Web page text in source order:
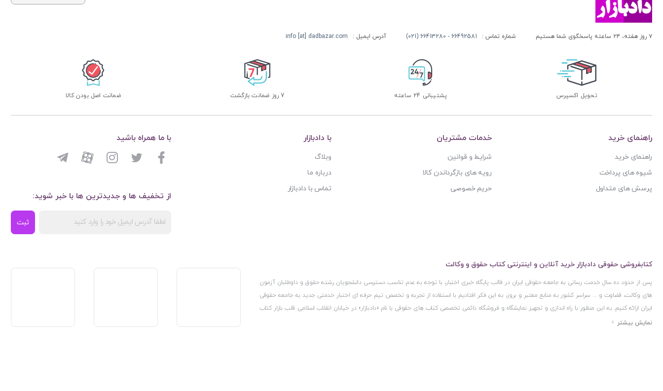
۷ روز هفته، ۲۴ ساعته پاسخگوی شما هستیم شماره تماس : 66492581 - 66413280 (021) آدرس ایمیل : info [at] dadbazar.com
تحویل اکسپرس پشتیبانی 24 ساعته 7 روز ضمانت بازگشت ضمانت اصل بودن کالا
راهنمای خرید
راهنمای خرید
شیوه های پرداخت
پرسش های متداول
خدمات مشتریان
شرایط و قوانین
رویه های بازگرداندن کالا
حریم خصوصی
با دادبازار
وبلاگ
درباره ما
تماس با دادبازار
از تخفیف ها و جدیدترین ها با خبر شوید:
ثبت
با ما همراه باشید
کتابفروشی حقوقی دادبازار خرید آنلاین و اینترنتی کتاب حقوق و وکالت
پس از حدود ده سال خدمت رسانی به جامعه حقوقی ایران در قالب پایگاه خبری اختبار، با توجه به عدم تناسب دسترسی دانشجویان رشته حقوق و داوطلبان آزمون
های وکالت، قضاوت و ... سراسر کشور به منابع معتبر و بروز، به این فکر افتادیم با استفاده از تجربه و تخصص تیم حرفه ای اختبار خدمتی جدید به جامعه حقوقی
ایران ارائه کنیم. به این منظور با راه اندازی و تجهیز نمایشگاه و فروشگاه دائمی تخصصی کتاب های حقوقی با نام «دادبازار» در خیابان انقلاب اسلامی قلب بازار کتاب
ایران و اخذ مجوزهای قانونی از جمله نماد اعتماد الکترونیک از مرکز توسعه تجارت الکترونیکی وزارت صنعت، معدن و تجارت، نشان ملی ثبت رسانه های دیجیتال از